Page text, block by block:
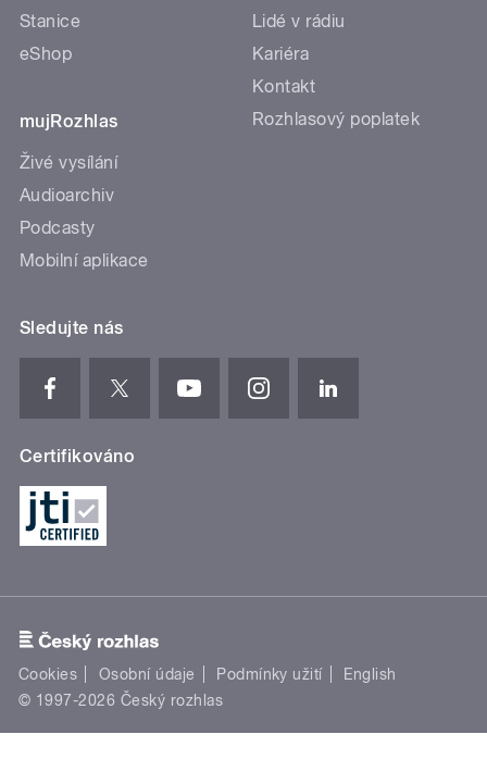
Stanice
eShop
mujRozhlas
Živé vysílání
Audioarchiv
Podcasty
Mobilní aplikace
Lidé v rádiu
Kariéra
Kontakt
Rozhlasový poplatek
Sledujte nás
Certifikováno
Cookies Osobní údaje Podmínky užití
English
© 1997-2026 Český rozhlas